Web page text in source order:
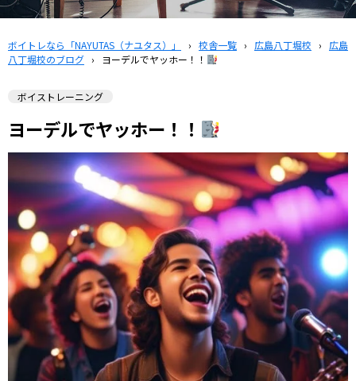
ボイトレなら「NAYUTAS（ナユタス）」 › 校舎一覧 › 広島八丁堀校 ›
広島
八丁堀校のブログ › ヨーデルでヤッホー！！
ボイストレーニング
ヨーデルでヤッホー！！